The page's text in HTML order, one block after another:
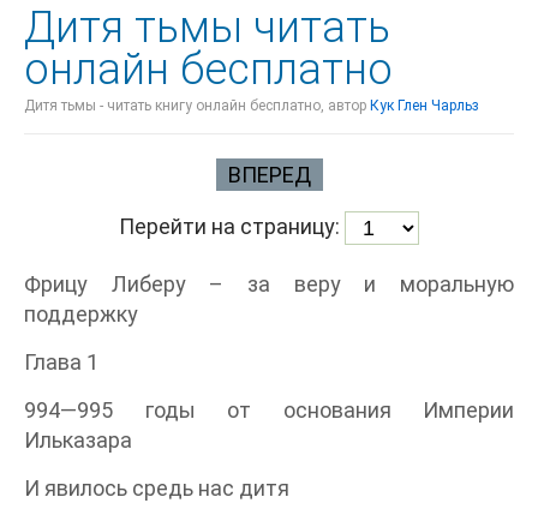
Дитя тьмы читать
онлайн бесплатно
Дитя тьмы - читать книгу онлайн бесплатно, автор Кук Глен Чарльз
ВПЕРЕД
Перейти на страницу:
Фрицу Либеру – за веру и моральную
поддержку
Глава 1
994—995 годы от основания Империи
Ильказара
И явилось средь нас дитя